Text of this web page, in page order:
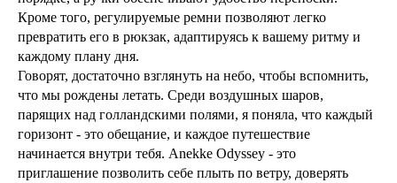
Кроме того, регулируемые ремни позволяют легко
превратить его в рюкзак, адаптируясь к вашему ритму и
каждому плану дня.
Говорят, достаточно взглянуть на небо, чтобы вспомнить,
что мы рождены летать. Среди воздушных шаров,
парящих над голландскими полями, я поняла, что каждый
горизонт - это обещание, и каждое путешествие
начинается внутри тебя. Anekke Odyssey - это
приглашение позволить себе плыть по ветру, доверять